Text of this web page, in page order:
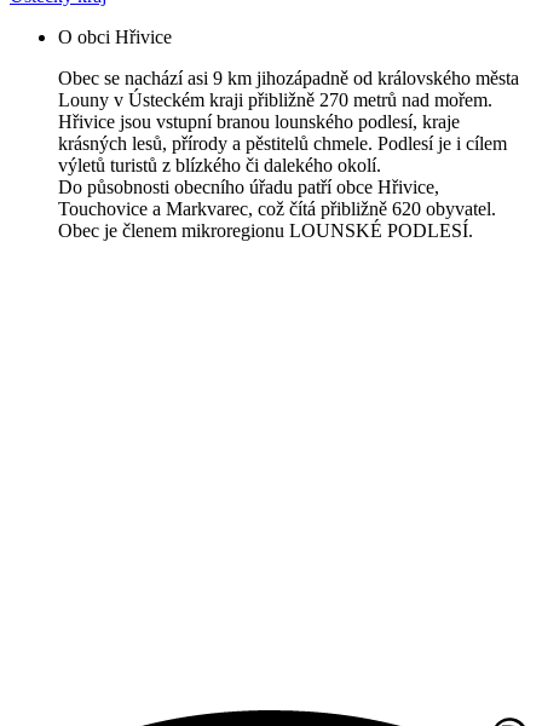
O obci Hřivice
Obec se nachází asi 9 km jihozápadně od královského města
Louny v Ústeckém kraji přibližně 270 metrů nad mořem.
Hřivice jsou vstupní branou lounského podlesí, kraje
krásných lesů, přírody a pěstitelů chmele. Podlesí je i cílem
výletů turistů z blízkého či dalekého okolí.
Do působnosti obecního úřadu patří obce Hřivice,
Touchovice a Markvarec, což čítá přibližně 620 obyvatel.
Obec je členem mikroregionu LOUNSKÉ PODLESÍ.